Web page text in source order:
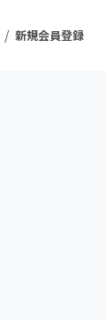
/ 新規会員登録